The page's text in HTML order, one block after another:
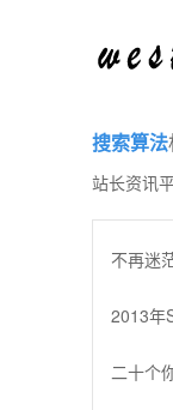
搜索算法
站长资讯
不再迷
2013年
二十个